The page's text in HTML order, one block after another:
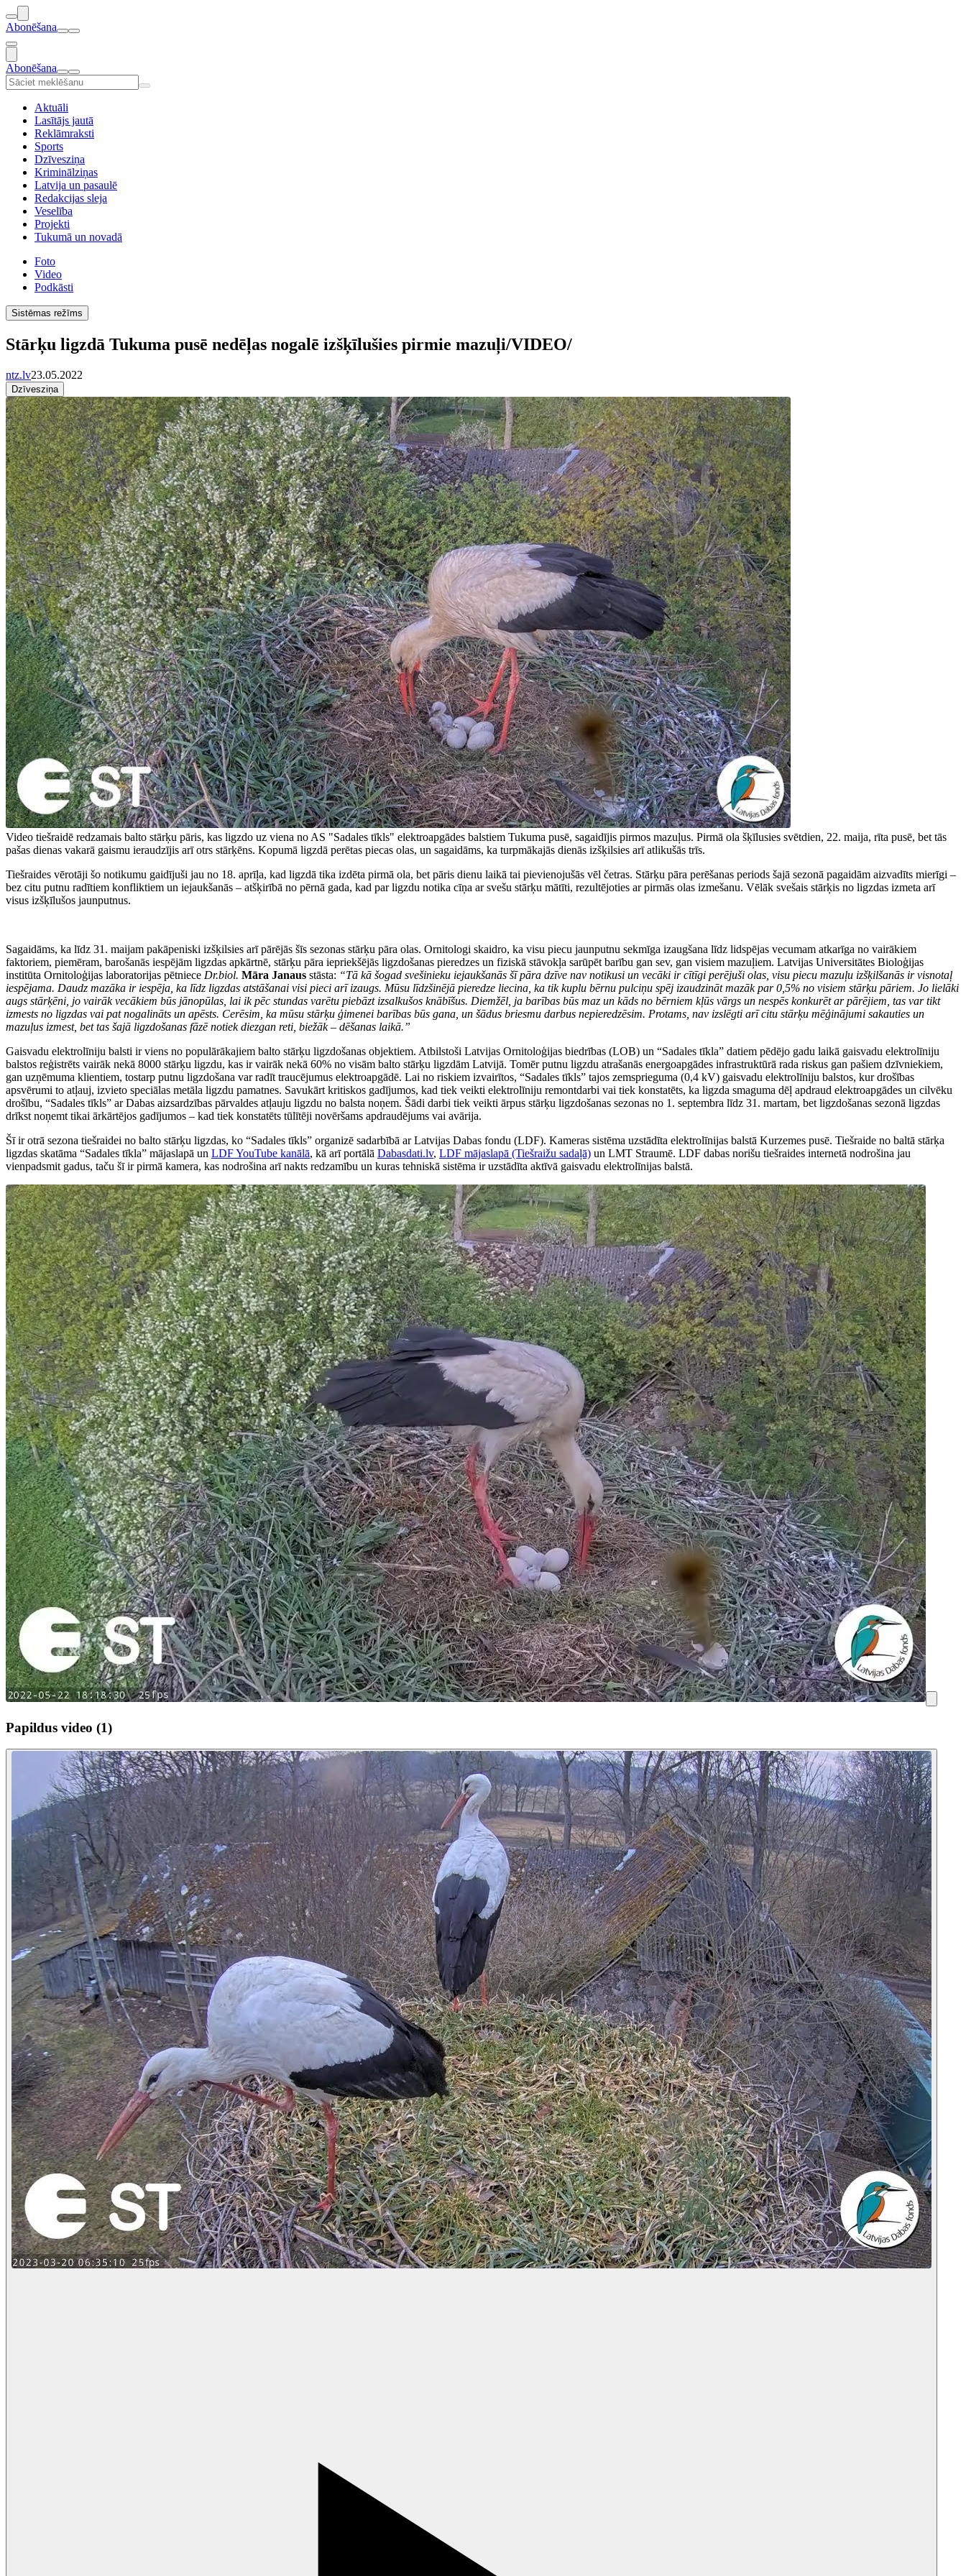
Abonēšana
Abonēšana
Aktuāli
Lasītājs jautā
Reklāmraksti
Sports
Dzīvesziņa
Kriminālziņas
Latvija un pasaulē
Redakcijas sleja
Veselība
Projekti
Tukumā un novadā
Foto
Video
Podkāsti
Sistēmas režīms
Stārķu ligzdā Tukuma pusē nedēļas nogalē izšķīlušies pirmie mazuļi/VIDEO/
ntz.lv23.05.2022
Dzīvesziņa
Video tiešraidē redzamais balto stārķu pāris, kas ligzdo uz viena no AS "Sadales tīkls" elektroapgādes balstiem Tukuma pusē, sagaidījis pirmos mazuļus. Pirmā ola šķīlusies svētdien, 22. maija, rīta pusē, bet tās
pašas dienas vakarā gaismu ieraudzījis arī otrs stārķēns. Kopumā ligzdā perētas piecas olas, un sagaidāms, ka turpmākajās dienās izšķilsies arī atlikušās trīs.
Tiešraides vērotāji šo notikumu gaidījuši jau no 18. aprīļa, kad ligzdā tika izdēta pirmā ola, bet pāris dienu laikā tai pievienojušās vēl četras. Stārķu pāra perēšanas periods šajā sezonā pagaidām aizvadīts mierīgi –
bez citu putnu radītiem konfliktiem un iejaukšanās – atšķirībā no pērnā gada, kad par ligzdu notika cīņa ar svešu stārķu mātīti, rezultējoties ar pirmās olas izmešanu. Vēlāk svešais stārķis no ligzdas izmeta arī
visus izšķīlušos jaunputnus.
Sagaidāms, ka līdz 31. maijam pakāpeniski izšķilsies arī pārējās šīs sezonas stārķu pāra olas. Ornitologi skaidro, ka visu piecu jaunputnu sekmīga izaugšana līdz lidspējas vecumam atkarīga no vairākiem
faktoriem, piemēram, barošanās iespējām ligzdas apkārtnē, stārķu pāra iepriekšējās ligzdošanas pieredzes un fiziskā stāvokļa sarūpēt barību gan sev, gan visiem mazuļiem. Latvijas Universitātes Bioloģijas
institūta Ornitoloģijas laboratorijas pētniece Dr.biol. Māra Janaus stāsta: “Tā kā šogad svešinieku iejaukšanās šī pāra dzīve nav notikusi un vecāki ir cītīgi perējuši olas, visu piecu mazuļu izšķilšanās ir visnotaļ
iespējama. Daudz mazāka ir iespēja, ka līdz ligzdas atstāšanai visi pieci arī izaugs. Mūsu līdzšinējā pieredze liecina, ka tik kuplu bērnu pulciņu spēj izaudzināt mazāk par 0,5% no visiem stārķu pāriem. Jo lielāki
augs stārķēni, jo vairāk vecākiem būs jānopūlas, lai ik pēc stundas varētu piebāzt izsalkušos knābīšus. Diemžēl, ja barības būs maz un kāds no bērniem kļūs vārgs un nespēs konkurēt ar pārējiem, tas var tikt
izmests no ligzdas vai pat nogalināts un apēsts. Cerēsim, ka mūsu stārķu ģimenei barības būs gana, un šādus briesmu darbus nepieredzēsim. Protams, nav izslēgti arī citu stārķu mēģinājumi sakauties un
mazuļus izmest, bet tas šajā ligzdošanas fāzē notiek diezgan reti, biežāk – dēšanas laikā.”
Gaisvadu elektrolīniju balsti ir viens no populārākajiem balto stārķu ligzdošanas objektiem. Atbilstoši Latvijas Ornitoloģijas biedrības (LOB) un “Sadales tīkla” datiem pēdējo gadu laikā gaisvadu elektrolīniju
balstos reģistrēts vairāk nekā 8000 stārķu ligzdu, kas ir vairāk nekā 60% no visām balto stārķu ligzdām Latvijā. Tomēr putnu ligzdu atrašanās energoapgādes infrastruktūrā rada riskus gan pašiem dzīvniekiem,
gan uzņēmuma klientiem, tostarp putnu ligzdošana var radīt traucējumus elektroapgādē. Lai no riskiem izvairītos, “Sadales tīkls” tajos zemsprieguma (0,4 kV) gaisvadu elektrolīniju balstos, kur drošības
apsvērumi to atļauj, izvieto speciālas metāla ligzdu pamatnes. Savukārt kritiskos gadījumos, kad tiek veikti elektrolīniju remontdarbi vai tiek konstatēts, ka ligzda smaguma dēļ apdraud elektroapgādes un cilvēku
drošību, “Sadales tīkls” ar Dabas aizsardzības pārvaldes atļauju ligzdu no balsta noņem. Šādi darbi tiek veikti ārpus stārķu ligzdošanas sezonas no 1. septembra līdz 31. martam, bet ligzdošanas sezonā ligzdas
drīkst noņemt tikai ārkārtējos gadījumos – kad tiek konstatēts tūlītēji novēršams apdraudējums vai avārija.
Šī ir otrā sezona tiešraidei no balto stārķu ligzdas, ko “Sadales tīkls” organizē sadarbībā ar Latvijas Dabas fondu (LDF). Kameras sistēma uzstādīta elektrolīnijas balstā Kurzemes pusē. Tiešraide no baltā stārķa
ligzdas skatāma “Sadales tīkla” mājaslapā un LDF YouTube kanālā, kā arī portālā Dabasdati.lv, LDF mājaslapā (Tiešraižu sadaļā) un LMT Straumē. LDF dabas norišu tiešraides internetā nodrošina jau
vienpadsmit gadus, taču šī ir pirmā kamera, kas nodrošina arī nakts redzamību un kuras tehniskā sistēma ir uzstādīta aktīvā gaisvadu elektrolīnijas balstā.
Papildus video (1)